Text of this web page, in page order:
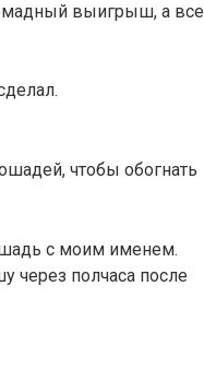
выигрыш, а все
чтобы обогнать
с моим именем.
через полчаса после